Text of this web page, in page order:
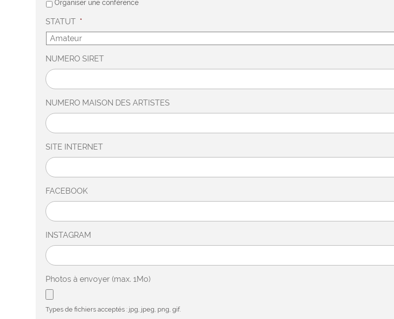
Organiser une conférence
STATUT *
NUMERO SIRET
NUMERO MAISON DES ARTISTES
SITE INTERNET
FACEBOOK
INSTAGRAM
Photos à envoyer (max. 1Mo)
Types de fichiers acceptés : jpg, jpeg, png, gif.